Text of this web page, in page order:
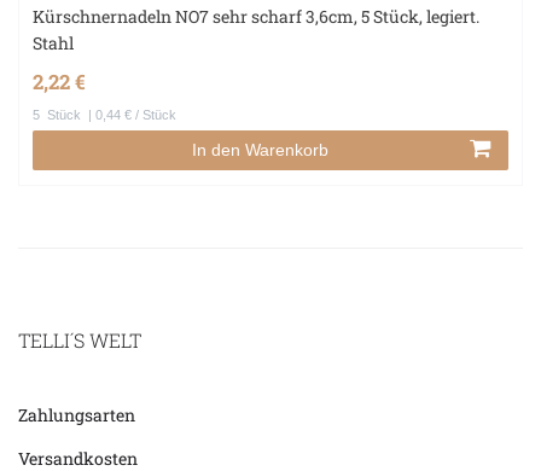
Kürschnernadeln NO7 sehr scharf 3,6cm, 5 Stück, legiert.
Stahl
2,22 €
5 Stück | 0,44 € / Stück
In den Warenkorb
TELLI´S WELT
Zahlungsarten
Versandkosten